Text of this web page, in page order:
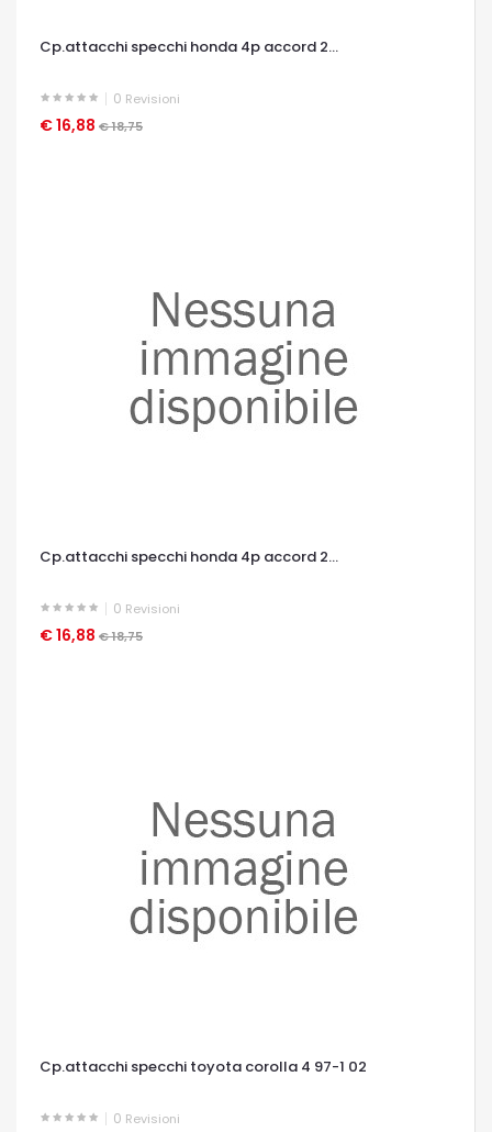
Cp.attacchi specchi honda 4p accord 2...
0 Revisioni
€ 16,88 € 18,75
OCCHIATA VELOCE
Cp.attacchi specchi honda 4p accord 2...
0 Revisioni
€ 16,88 € 18,75
OCCHIATA VELOCE
Cp.attacchi specchi toyota corolla 4 97-1 02
0 Revisioni